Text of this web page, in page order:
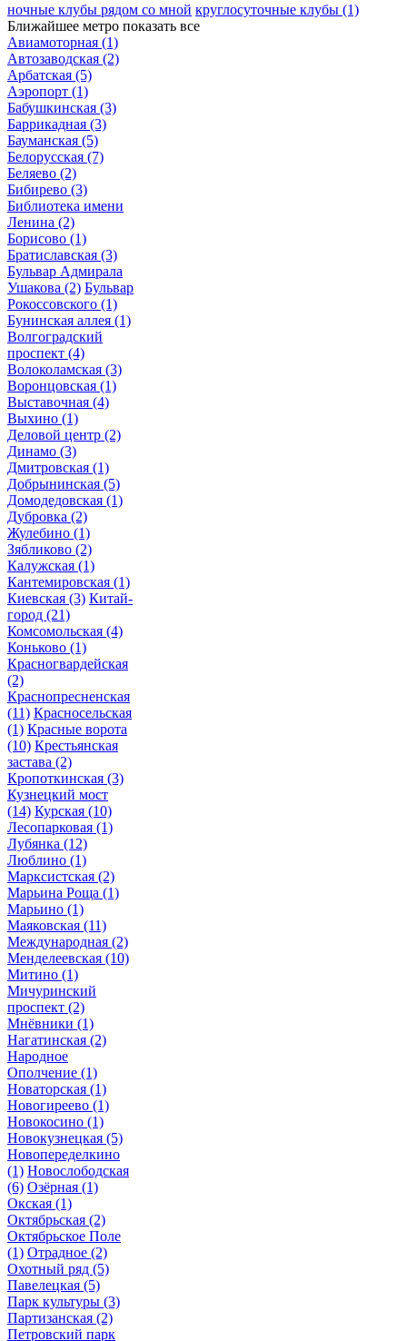
ночные клубы рядом со мной круглосуточные клубы (1)
Ближайшее метро показать все
Авиамоторная (1)
Автозаводская (2)
Арбатская (5)
Аэропорт (1)
Бабушкинская (3)
Баррикадная (3)
Бауманская (5)
Белорусская (7)
Беляево (2)
Бибирево (3)
Библиотека имени
Ленина (2)
Борисово (1)
Братиславская (3)
Бульвар Адмирала
Ушакова (2) Бульвар
Рокоссовского (1)
Бунинская аллея (1)
Волгоградский
проспект (4)
Волоколамская (3)
Воронцовская (1)
Выставочная (4)
Выхино (1)
Деловой центр (2)
Динамо (3)
Дмитровская (1)
Добрынинская (5)
Домодедовская (1)
Дубровка (2)
Жулебино (1)
Зябликово (2)
Калужская (1)
Кантемировская (1)
Киевская (3) Китай-
город (21)
Комсомольская (4)
Коньково (1)
Красногвардейская
(2)
Краснопресненская
(11) Красносельская
(1) Красные ворота
(10) Крестьянская
застава (2)
Кропоткинская (3)
Кузнецкий мост
(14) Курская (10)
Лесопарковая (1)
Лубянка (12)
Люблино (1)
Марксистская (2)
Марьина Роща (1)
Марьино (1)
Маяковская (11)
Международная (2)
Менделеевская (10)
Митино (1)
Мичуринский
проспект (2)
Мнёвники (1)
Нагатинская (2)
Народное
Ополчение (1)
Новаторская (1)
Новогиреево (1)
Новокосино (1)
Новокузнецкая (5)
Новопеределкино
(1) Новослободская
(6) Озёрная (1)
Окская (1)
Октябрьская (2)
Октябрьское Поле
(1) Отрадное (2)
Охотный ряд (5)
Павелецкая (5)
Парк культуры (3)
Партизанская (2)
Петровский парк